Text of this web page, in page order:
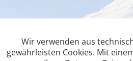
Wir verwenden aus
gewährleisten Cookies. Mit